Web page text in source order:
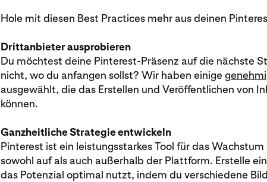
Hole mit diesen Best Practices mehr aus deinen
Drittanbieter ausprobieren
Du möchtest deine Pinterest-Präsenz auf die nächste
nicht, wo du anfangen sollst? Wir haben einige
ausgewählt, die das Erstellen und Veröffentlichen von
können.
Ganzheitliche Strategie entwickeln
Pinterest ist ein leistungsstarkes Tool für das
sowohl auf als auch außerhalb der Plattform. Erstelle
das Potenzial optimal nutzt, indem du verschiedene